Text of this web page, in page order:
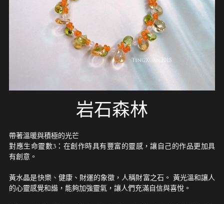
岩石森林
帶著溫暖與積極的光芒
對應生命靈數3：在創作時具有豐富的靈感，讓自己的作品更加具
有創意。
黃水晶是快樂、健康、財運的象徵，人稱財富之石。 黃光溫和讓人
的心靈感覺和諧，能夠加強靈氣，讓人們充滿自信與喜悅。